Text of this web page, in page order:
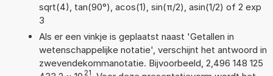
sqrt(4), tan(90°), acos(1), sin(π/2), asin(1/2) of 2 exp
3
Als er een vinkje is geplaatst naast 'Getallen in
wetenschappelijke notatie', verschijnt het antwoord in
zwevendekommanotatie. Bijvoorbeeld, 2,496 148 125
21